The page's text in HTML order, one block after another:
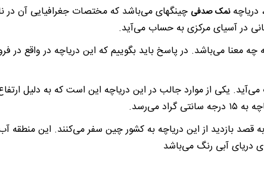
دریاچهنمک صدفی چینگهای می‌باشد که مختصات جغرافیایی آن
در آسیای مرکزی به حساب می‌آید.
یکی از موارد جالب در این دریاچه این است که به دلیل
می‌رسد.
بازدید از این دریاچه به کشور چین سفر می‌کنند. این منطقه
دریای آبی رنگ می‌باشد